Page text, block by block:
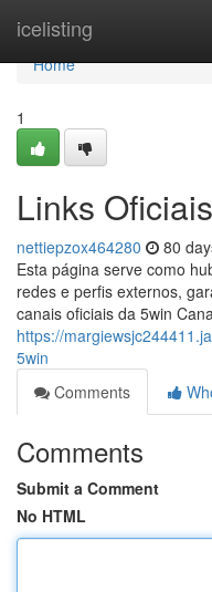
icelisting
Home
Home
1
Links
nettiepzox464280 80
Esta página serve como
redes e perfis externos,
canais oficiais da 5win
https://
5win
Comments
Comments
Submit a Comment
No HTML